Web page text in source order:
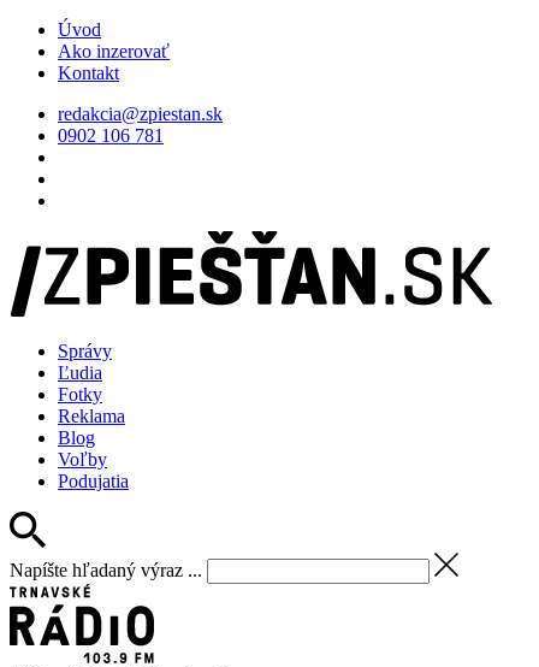
Úvod
Ako inzerovať
Kontakt
redakcia@zpiestan.sk
0902 106 781
Správy
Ľudia
Fotky
Reklama
Blog
Voľby
Podujatia
Napíšte hľadaný výraz ...